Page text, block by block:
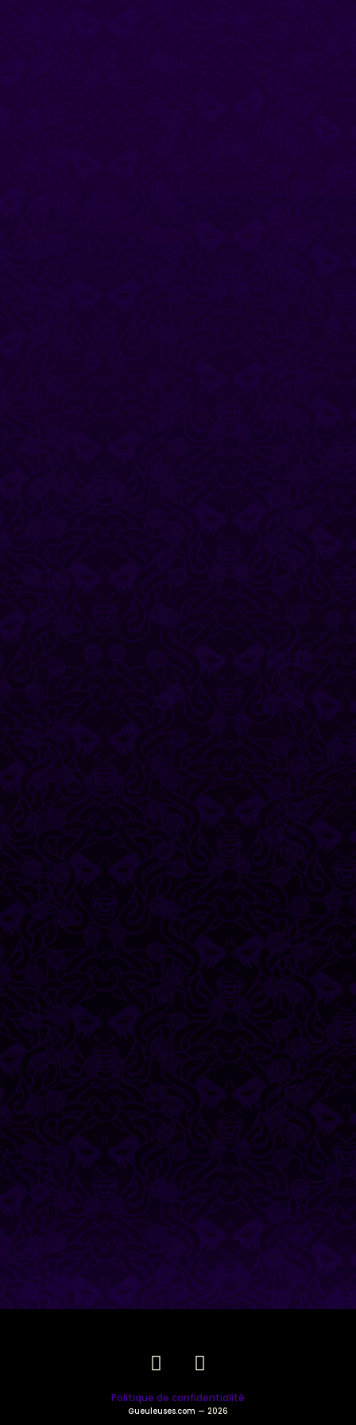
Politique de confidentialité
Gueuleuses.com — 2026